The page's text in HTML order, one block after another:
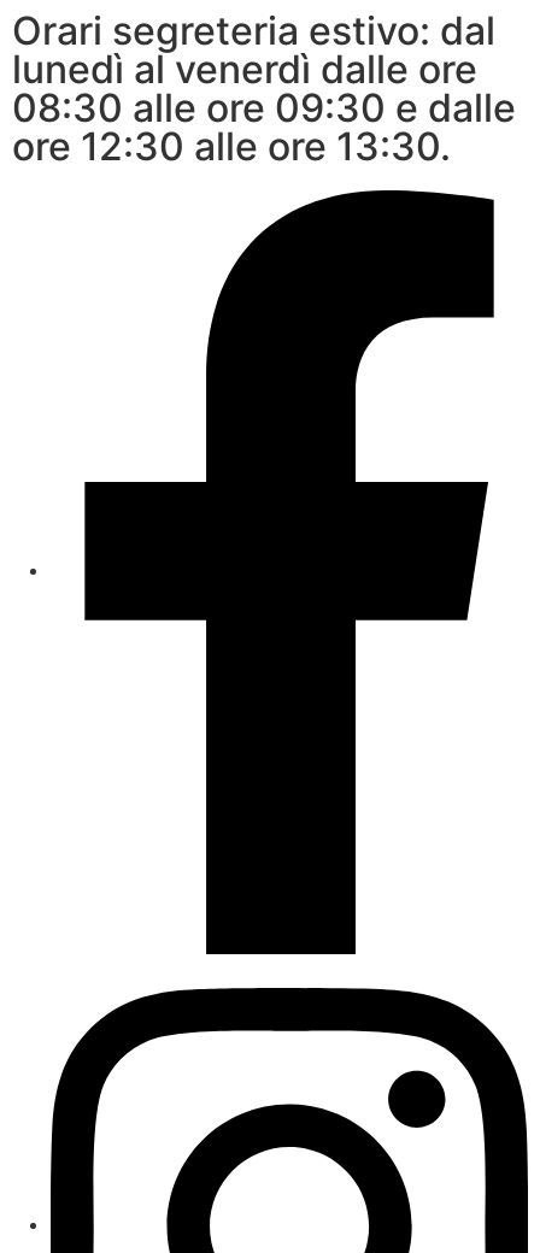
Orari segreteria estivo: dal
lunedì al venerdì dalle ore
08:30 alle ore 09:30 e dalle
ore 12:30 alle ore 13:30.